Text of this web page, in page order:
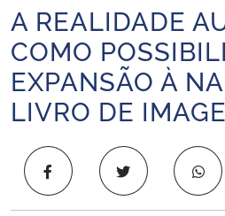
Ministério da Infraestrutura
Ministério da Agricultura, Pecuária e
Ministério da Educação
Ministério da Cidadania
Ministério da Saúde
Início do conteúdo
A REALIDADE
COMO
EXPANSÃO À
LIVRO DE